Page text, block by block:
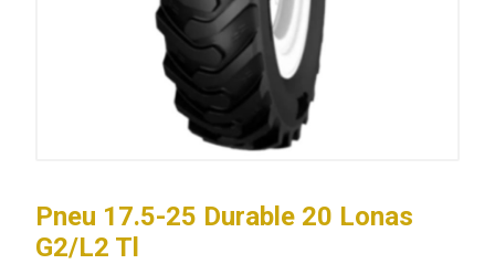
Pneu 17.5-25 Durable 20 Lonas
G2/L2 Tl